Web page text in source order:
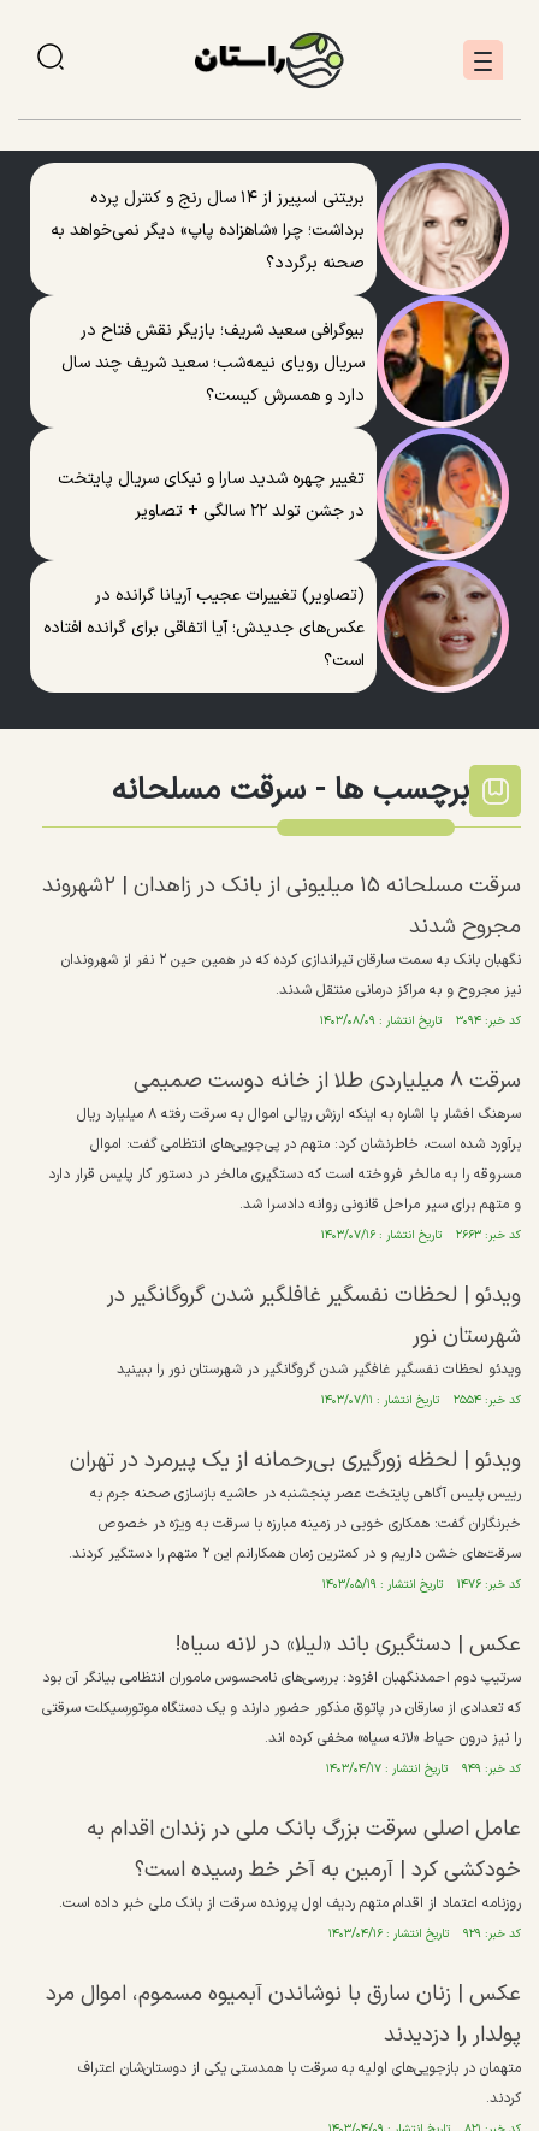
بریتنی اسپیرز از ۱۴ سال رنج و کنترل پرده
برداشت؛ چرا «شاهزاده پاپ» دیگر نمی‌خواهد به
صحنه برگردد؟
بیوگرافی سعید شریف؛ بازیگر نقش فتاح در
سریال رویای نیمه‌شب؛ سعید شریف چند سال
دارد و همسرش کیست؟
تغییر چهره شدید سارا و نیکای سریال پایتخت
در جشن تولد ۲۲ سالگی + تصاویر
(تصاویر) تغییرات عجیب آریانا گرانده در
عکس‌های جدیدش؛ آیا اتفاقی برای گرانده افتاده
است؟
برچسب ها - سرقت مسلحانه
سرقت مسلحانه ۱۵ میلیونی از بانک در زاهدان | ۲شهروند
مجروح شدند
نگهبان بانک به سمت سارقان تیراندازی کرده که در همین حین ۲ نفر از شهروندان
نیز مجروح و به مراکز درمانی منتقل شدند.
کد خبر: ۳۰۹۴ تاریخ انتشار : ۱۴۰۳/۰۸/۰۹
سرقت ۸ میلیاردی طلا از خانه دوست صمیمی
سرهنگ افشار با اشاره به اینکه ارزش ریالی اموال به سرقت رفته ۸ میلیارد ریال
برآورد شده است، خاطرنشان کرد: متهم در پی‌جویی‌های انتظامی گفت: اموال
مسروقه را به مالخر فروخته است که دستگیری مالخر در دستور کار پلیس قرار دارد
و متهم برای سیر مراحل قانونی روانه دادسرا شد.
کد خبر: ۲۶۶۳ تاریخ انتشار : ۱۴۰۳/۰۷/۱۶
ویدئو | لحظات نفسگیر غافلگیر شدن گروگانگیر در
شهرستان نور
ویدئو لحظات نفسگیر غافگیر شدن گروگانگیر در شهرستان نور را ببینید
کد خبر: ۲۵۵۴ تاریخ انتشار : ۱۴۰۳/۰۷/۱۱
ویدئو | لحظه زورگیری بی‌رحمانه از یک پیرمرد در تهران
رییس پلیس آگاهی پایتخت عصر پنجشنبه در حاشیه بازسازی صحنه جرم به
خبرنگاران گفت: همکاری خوبی در زمینه مبارزه با سرقت به ویژه در خصوص
سرقت‌های خشن داریم و در کمترین زمان همکارانم این ۲ متهم را دستگیر کردند.
کد خبر: ۱۴۷۶ تاریخ انتشار : ۱۴۰۳/۰۵/۱۹
عکس | دستگیری باند «لیلا» در لانه سیاه!
سرتیپ دوم احمدنگهبان افزود: بررسی‌های نامحسوس ماموران انتظامی بیانگر آن بود
که تعدادی از سارقان در پاتوق مذکور حضور دارند و یک دستگاه موتورسیکلت سرقتی
را نیز درون حیاط «لانه سیاه» مخفی کرده اند.
کد خبر: ۹۴۹ تاریخ انتشار : ۱۴۰۳/۰۴/۱۷
عامل اصلی سرقت بزرگ بانک ملی در زندان اقدام به
خودکشی کرد | آرمین به آخر خط رسیده است؟
روزنامه اعتماد از اقدام متهم ردیف اول پرونده سرقت از بانک ملی خبر داده است.
کد خبر: ۹۲۹ تاریخ انتشار : ۱۴۰۳/۰۴/۱۶
عکس | زنان سارق با نوشاندن آبمیوه مسموم، اموال مرد
پولدار را دزدیدند
متهمان در بازجویی‌های اولیه به سرقت با همدستی یکی از دوستان‌شان اعتراف
کردند.